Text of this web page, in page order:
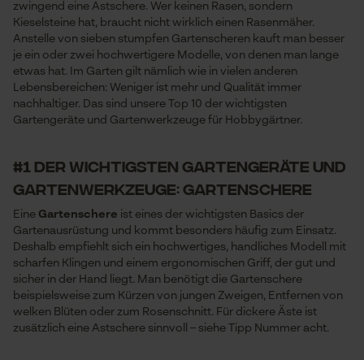
zwingend eine Astschere. Wer keinen Rasen, sondern
Kieselsteine hat, braucht nicht wirklich einen Rasenmäher.
Anstelle von sieben stumpfen Gartenscheren kauft man besser
je ein oder zwei hochwertigere Modelle, von denen man lange
etwas hat. Im Garten gilt nämlich wie in vielen anderen
Lebensbereichen: Weniger ist mehr und Qualität immer
nachhaltiger. Das sind unsere Top 10 der wichtigsten
Gartengeräte und Gartenwerkzeuge für Hobbygärtner.
#1 der wichtigsten Gartengeräte und
Gartenwerkzeuge: Gartenschere
Eine Gartenschere ist eines der wichtigsten Basics der
Gartenausrüstung und kommt besonders häufig zum Einsatz.
Deshalb empfiehlt sich ein hochwertiges, handliches Modell mit
scharfen Klingen und einem ergonomischen Griff, der gut und
sicher in der Hand liegt. Man benötigt die Gartenschere
beispielsweise zum Kürzen von jungen Zweigen, Entfernen von
welken Blüten oder zum Rosenschnitt. Für dickere Äste ist
zusätzlich eine Astschere sinnvoll – siehe Tipp Nummer acht.